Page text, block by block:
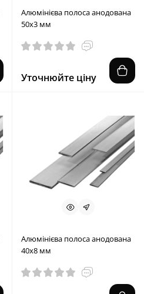
Алюмінієва полоса анодована
50х3 мм
Уточнюйте ціну
Алюмінієва полоса анодована
40х8 мм